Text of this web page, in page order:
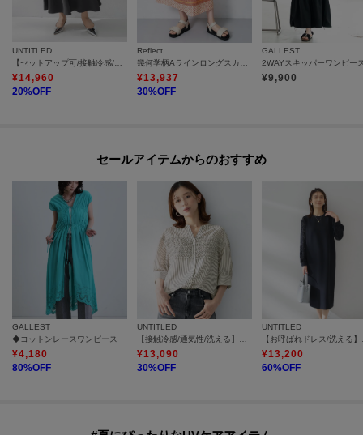
UNTITLED
¥14,960
20%OFF
Reflect
¥13,937
30%OFF
GALLEST
¥9,900
セールアイテムからのおすすめ
GALLEST
◆コットンレースワンピース
¥4,180
80%OFF
UNTITLED
【接触冷感/通気性/洗える】フロントフリルブラウス
¥13,090
30%OFF
UNTITLED
【お呼
¥13,200
60%OFF